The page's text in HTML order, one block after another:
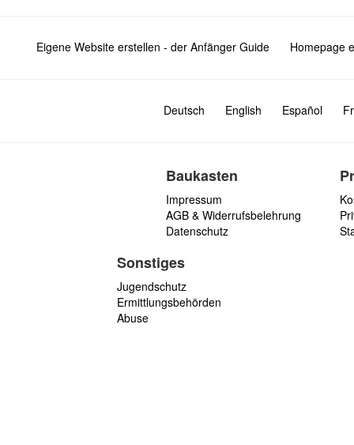
Eigene Website erstellen - der Anfänger Guide Homepage
Deutsch English Español
Baukasten
Impressum
AGB & Widerrufsbelehrung
Datenschutz
Sonstiges
Jugendschutz
Ermittlungsbehörden
Abuse